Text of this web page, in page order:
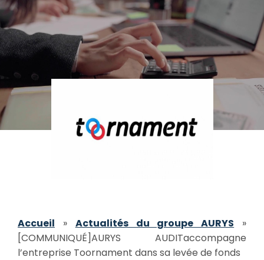
Accueil » Actualités du groupe AURYS »
[COMMUNIQUÉ]AURYS AUDITaccompagne
l’entreprise Toornament dans sa levée de fonds